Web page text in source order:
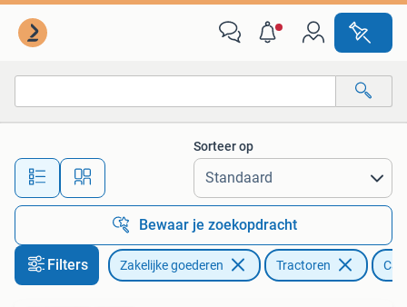
Alle afstanden…
Sorteer op
Bewaar je zoekopdracht
Filters Zakelijke goederen Tractoren